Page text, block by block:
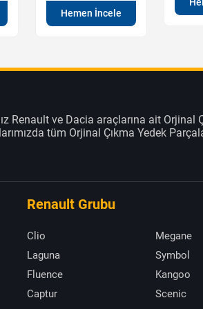
Hemen İncele
Renault ve Dacia araçlarına ait Orjinal
tüm Orjinal Çıkma Yedek
Renault Grubu
Clio
Megane
Laguna
Symbol
Fluence
Kangoo
Captur
Scenic